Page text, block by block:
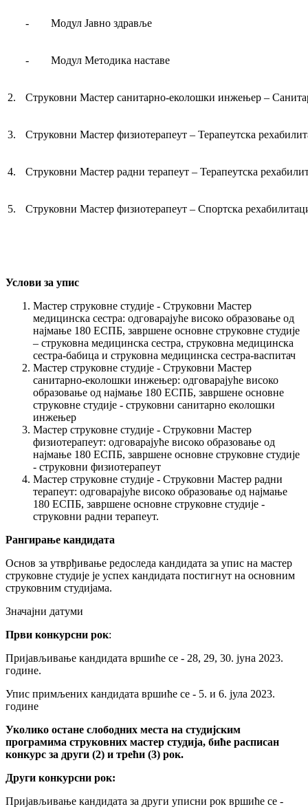
- Модул Јавно здравље
- Модул Методика наставе
2. Струковни Мастер санитарно-еколошки инжењер –
3. Струковни Мастер физиотерапеут – Терапеутска
4. Струковни Мастер радни терапеут – Терапеутска
5. Струковни Мастер физиотерапеут – Спортска
Услови за упис
Мастер струковне студије - Струковни Мастер
медицинска сестра: одговарајуhе високо образовање од
најмање 180 ЕСПБ, завршене основне струковне студије
– струковна медицинска сестра, струковна медицинска
сестра-бабица и струковна медицинска сестра-васпитач
Мастер струковне студије - Струковни Мастер
санитарно-еколошки инжењер: одговарајуhе високо
образовање од најмање 180 ЕСПБ, завршене основне
струковне студије - струковни санитарно еколошки
инжењер
Мастер струковне студије - Струковни Mастер
физиотерапеут: одговарајуће високо образовање од
најмање 180 ЕСПБ, завршене основне струковне студије
- струковни физиотерапеут
Мастер струковне студије - Струковни Mастер радни
терапеут: одговарајуhе високо образовање од најмање
180 ЕСПБ, завршене основне струковне студије -
струковни радни терапеут.
Рангирање кандидата
Основ за утврђивање редоследа кандидата за упис на мастер
струковне студије је ycпex кандидата постигнут на основним
струковним студијама.
Значајни датуми
Први конкурсни рок:
Пријављивање кандидата вршиће се - 28, 29, 30. јуна 2023.
године.
Упис примљених кандидата вршиће се - 5. и 6. јула 2023.
године
Уколико остане слободних места на студијским
програмима струковних мастер студија, биће расписан
конкурс за други (2) и трећи (3) рок.
Други конкурсни рок:
Пријављивање кандидата за други уписни рок вршиће се -